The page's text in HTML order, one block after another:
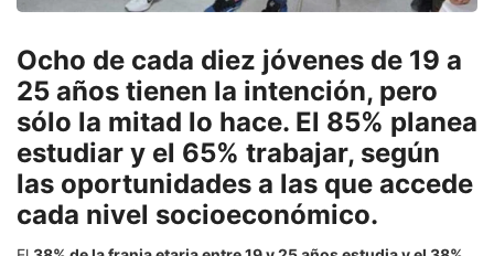
Ocho de cada diez jóvenes de 19 a
25 años tienen la intención, pero
sólo la mitad lo hace. El 85% planea
estudiar y el 65% trabajar, según
las oportunidades a las que accede
cada nivel socioeconómico.